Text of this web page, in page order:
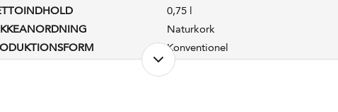
0,75 l
Naturkork
Konventionel
Ja